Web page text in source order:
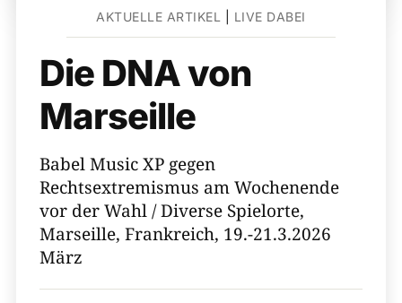
AKTUELLE ARTIKEL LIVE DABEI
Die DNA von
Marseille
Babel Music XP gegen
Rechtsextremismus am Wochenende
vor der Wahl / Diverse Spielorte,
Marseille, Frankreich, 19.-21.3.2026
März